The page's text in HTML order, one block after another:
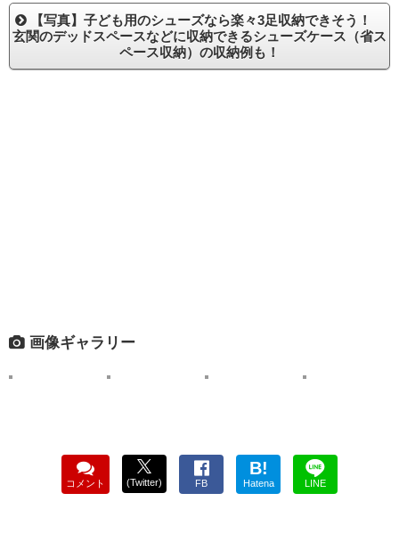
【写真】子ども用のシューズなら楽々3足収納できそう！
玄関のデッドスペースなどに収納できるシューズケース（省ス
ペース収納）の収納例も！
画像ギャラリー
コメント (Twitter) FB
B!
Hatena LINE